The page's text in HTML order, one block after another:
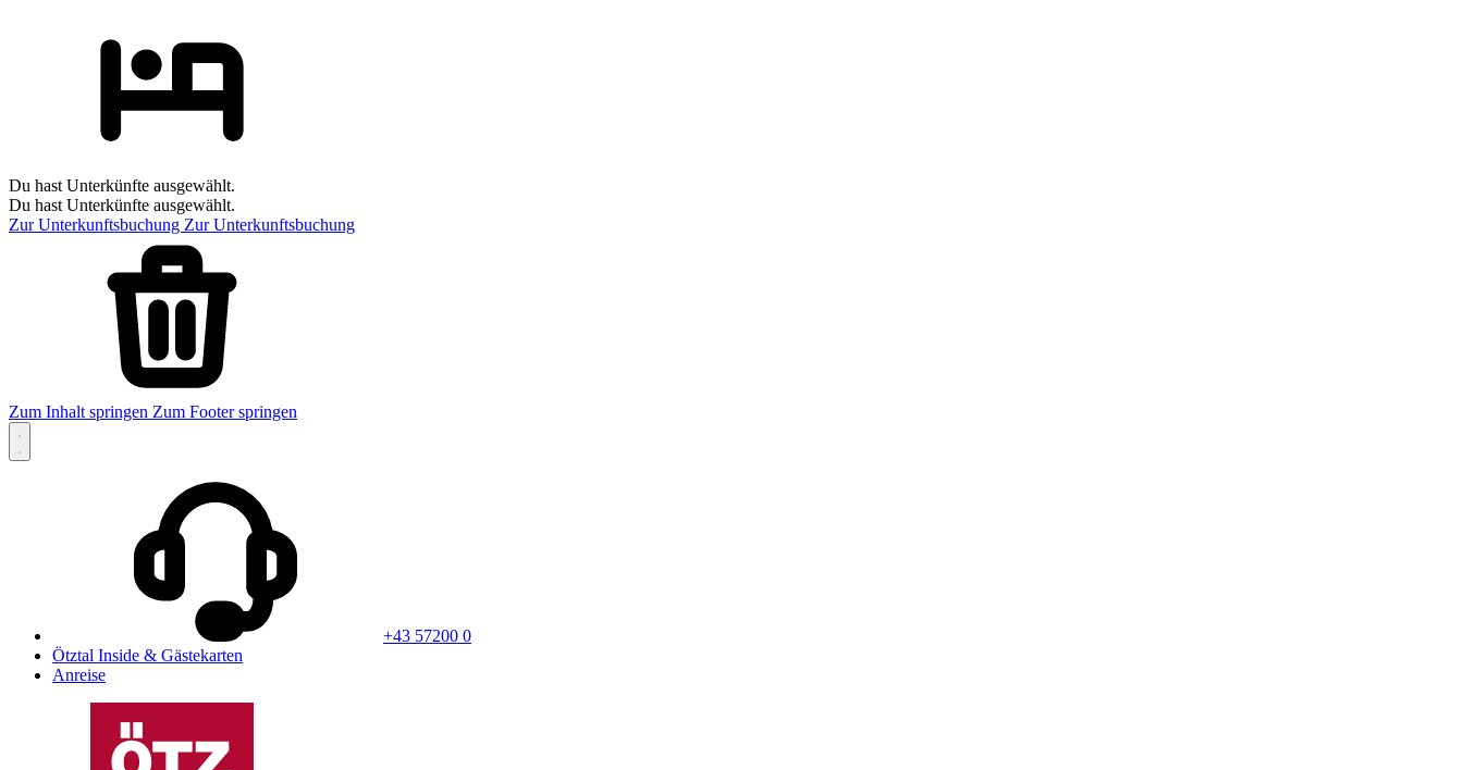
Du hast Unterkünfte ausgewählt.
Du hast Unterkünfte ausgewählt.
Zur Unterkunftsbuchung Zur Unterkunftsbuchung
Zum Inhalt springen Zum Footer springen
+43 57200 0
Ötztal Inside & Gästekarten
Anreise